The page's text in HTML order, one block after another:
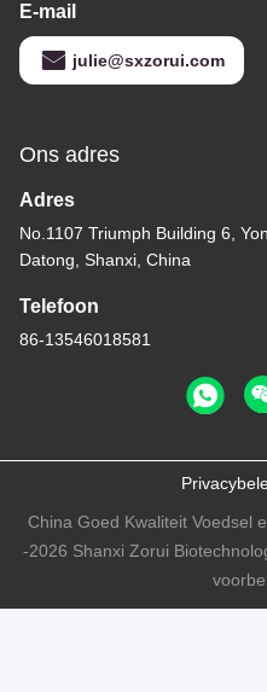
E-mail
julie@sxzorui.com
Ons adres
Adres
No.1107 Triumph Building 6,
Datong, Shanxi, China
Telefoon
86-13546018581
China Goed Kwaliteit Voedsel
-2026 Shanxi Zorui